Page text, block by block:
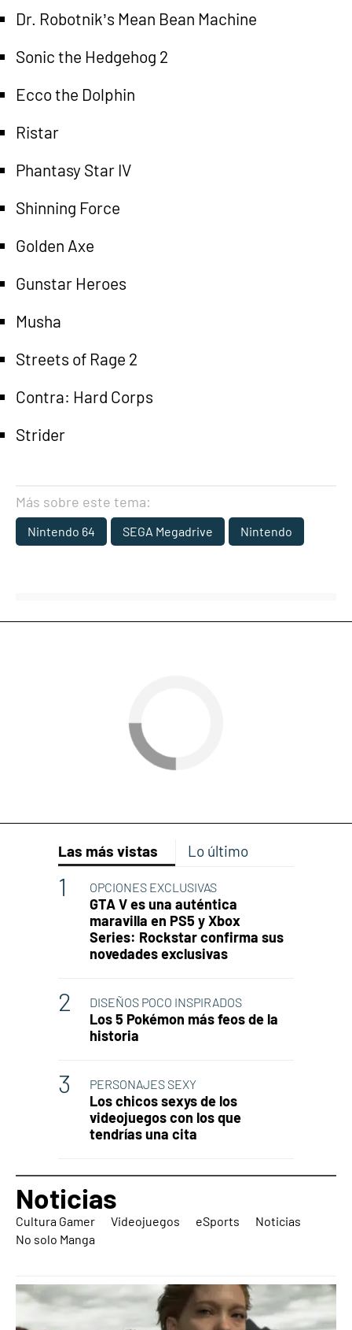
Dr. Robotnik’s Mean Bean Machine
Sonic the Hedgehog 2
Ecco the Dolphin
Ristar
Phantasy Star IV
Shinning Force
Golden Axe
Gunstar Heroes
Musha
Streets of Rage 2
Contra: Hard Corps
Strider
Más sobre este tema:
Nintendo 64 SEGA Megadrive Nintendo
Las más vistas Lo último
OPCIONES EXCLUSIVAS
GTA V es una auténtica
maravilla en PS5 y Xbox
Series: Rockstar confirma sus
novedades exclusivas
DISEÑOS POCO INSPIRADOS
Los 5 Pokémon más feos de la
historia
PERSONAJES SEXY
Los chicos sexys de los
videojuegos con los que
tendrías una cita
Noticias
Cultura Gamer Videojuegos eSports
Noticias
No solo Manga